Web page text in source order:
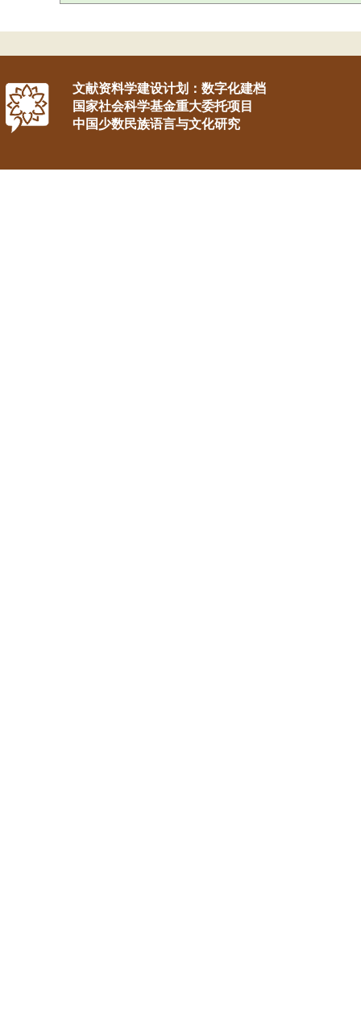
文献资料学建设计划：数字化建档
国家社会科学基金重大委托项目
中国少数民族语言与文化研究